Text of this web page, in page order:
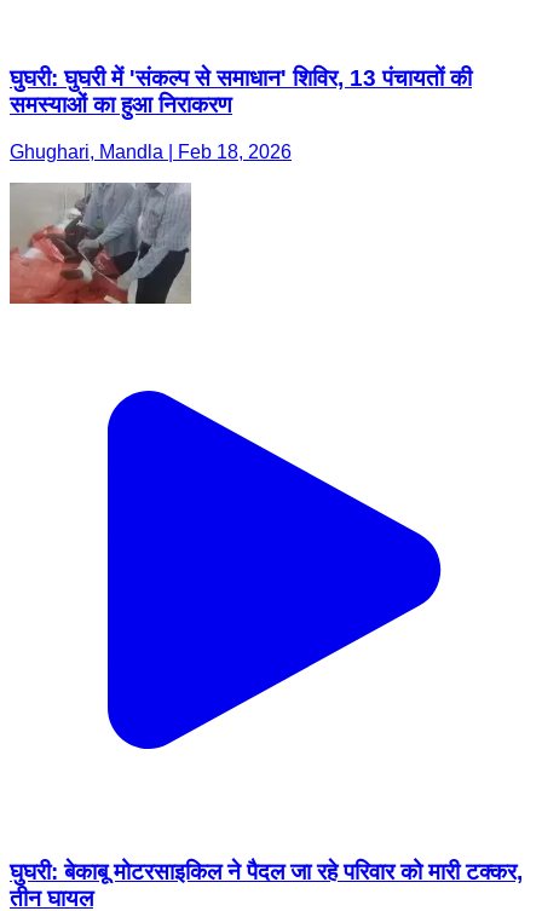
घुघरी: घुघरी में 'संकल्प से समाधान' शिविर, 13 पंचायतों की
समस्याओं का हुआ निराकरण
Ghughari, Mandla | Feb 18, 2026
घुघरी: बेकाबू मोटरसाइकिल ने पैदल जा रहे परिवार को मारी टक्कर,
तीन घायल